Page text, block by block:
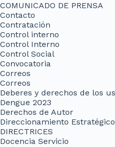
COMUNICADO DE PRENSA
Contacto
Contratación
Control interno
Control Interno
Control Social
Convocatoria
Correos
Correos
Deberes y derechos de los
Dengue 2023
Derechos de Autor
Direccionamiento
DIRECTRICES
Docencia Servicio